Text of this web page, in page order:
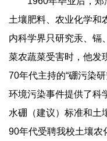
土壤肥料、农业化学和
内科学界只研究汞、镉
菜农蔬菜受害时，他发
70年代主持的“硼污染
环境污染事件提供了科
水硼（建议）标准和土
90年代受聘我校土壤农